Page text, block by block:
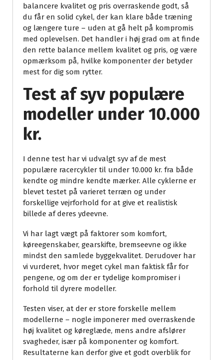
balancere kvalitet og pris overraskende godt, så
du får en solid cykel, der kan klare både træning
og længere ture – uden at gå helt på kompromis
med oplevelsen. Det handler i høj grad om at finde
den rette balance mellem kvalitet og pris, og være
opmærksom på, hvilke komponenter der betyder
mest for dig som rytter.
Test af syv populære
modeller under 10.000
kr.
I denne test har vi udvalgt syv af de mest
populære racercykler til under 10.000 kr. fra både
kendte og mindre kendte mærker. Alle cyklerne er
blevet testet på varieret terræn og under
forskellige vejrforhold for at give et realistisk
billede af deres ydeevne.
Vi har lagt vægt på faktorer som komfort,
køreegenskaber, gearskifte, bremseevne og ikke
mindst den samlede byggekvalitet. Derudover har
vi vurderet, hvor meget cykel man faktisk får for
pengene, og om der er tydelige kompromiser i
forhold til dyrere modeller.
Testen viser, at der er store forskelle mellem
modellerne – nogle imponerer med overraskende
høj kvalitet og køreglæde, mens andre afslører
svagheder, især på komponenter og komfort.
Resultaterne kan derfor give et godt overblik for